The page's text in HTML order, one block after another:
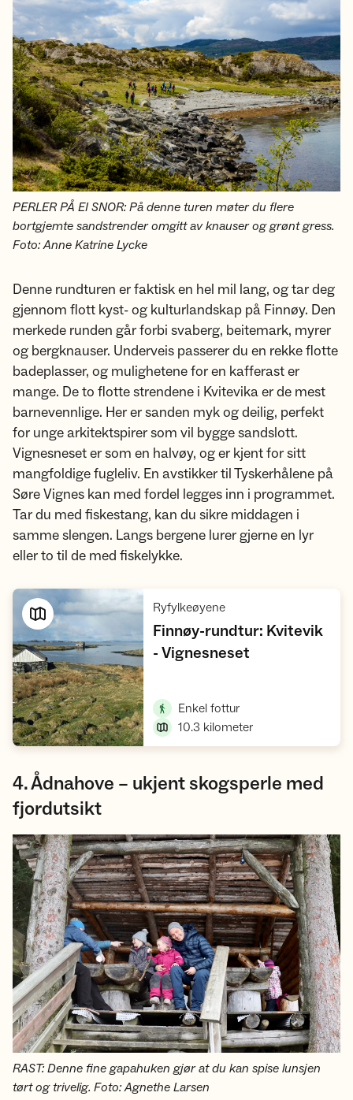
PERLER PÅ EI SNOR: På denne turen møter du flere
bortgjemte sandstrender omgitt av knauser og grønt gress.
Foto: Anne Katrine Lycke
Denne rundturen er faktisk en hel mil lang, og tar deg
gjennom flott kyst- og kulturlandskap på Finnøy. Den
merkede runden går forbi svaberg, beitemark, myrer
og bergknauser. Underveis passerer du en rekke flotte
badeplasser, og mulighetene for en kafferast er
mange. De to flotte strendene i Kvitevika er de mest
barnevennlige. Her er sanden myk og deilig, perfekt
for unge arkitektspirer som vil bygge sandslott.
Vignesneset er som en halvøy, og er kjent for sitt
mangfoldige fugleliv. En avstikker til Tyskerhålene på
Søre Vignes kan med fordel legges inn i programmet.
Tar du med fiskestang, kan du sikre middagen i
samme slengen. Langs bergene lurer gjerne en lyr
eller to til de med fiskelykke.
Ryfylkeøyene,
Finnøy-rundtur: Kvitevik
- Vignesneset
Enkel fottur,
10.3 kilometer
4. Ådnahove – ukjent skogsperle med
fjordutsikt
RAST: Denne fine gapahuken gjør at du kan spise lunsjen
tørt og trivelig. Foto: Agnethe Larsen